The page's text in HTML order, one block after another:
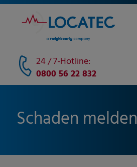
24 / 7-Hotline:
0800 56 22 832
Schaden melden